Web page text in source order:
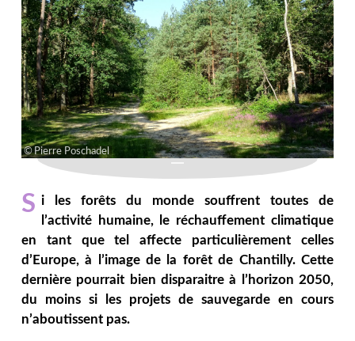
Pierre Poschadel
S i les forêts du monde souffrent toutes de
l’activité humaine, le réchauffement climatique
en tant que tel affecte particulièrement celles
d’Europe, à l’image de la forêt de Chantilly. Cette
dernière pourrait bien disparaitre à l’horizon 2050,
du moins si les projets de sauvegarde en cours
n’aboutissent pas.